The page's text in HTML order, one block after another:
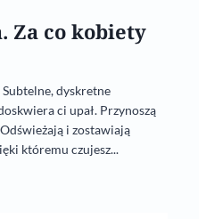
Za co kobiety
dyskretne
ci upał. Przynoszą
i zostawiają
któremu czujesz...